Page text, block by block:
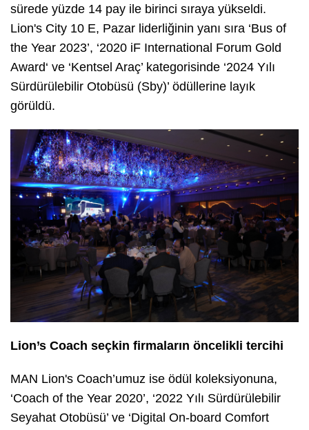
sürede yüzde 14 pay ile birinci sıraya yükseldi.
Lion's City 10 E, Pazar liderliğinin yanı sıra ‘Bus of
the Year 2023’, ‘2020 iF International Forum Gold
Award‘ ve ‘Kentsel Araç’ kategorisinde ‘2024 Yılı
Sürdürülebilir Otobüsü (Sby)’ ödüllerine layık
görüldü.
Lion’s Coach seçkin firmaların öncelikli tercihi
MAN Lion's Coach’umuz ise ödül koleksiyonuna,
‘Coach of the Year 2020’, ‘2022 Yılı Sürdürülebilir
Seyahat Otobüsü’ ve ‘Digital On-board Comfort